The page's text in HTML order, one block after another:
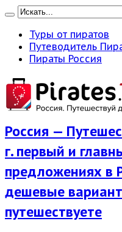
Туры от пиратов
Путеводитель
Пираты Россия
Россия —
г. первый и
предложениях в
дешевые
путешествуете